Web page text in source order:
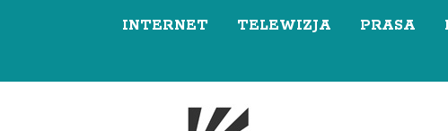
INTERNET TELEWIZJA PRASA